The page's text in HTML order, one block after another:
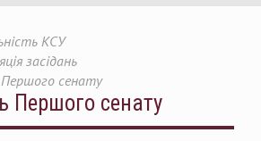
КСУ
засідань
Першого сенату
Першого сенату